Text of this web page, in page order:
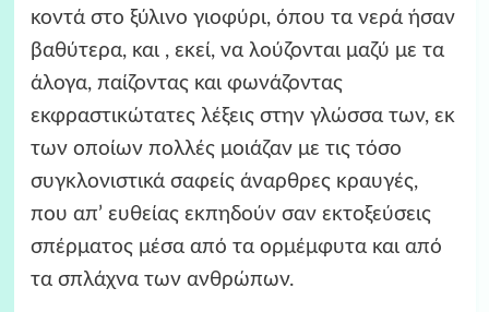
κοντά στο ξύλινο γιοφύρι, όπου τα νερά ήσαν
βαθύτερα, και , εκεί, να λούζονται μαζύ με τα
άλογα, παίζοντας και φωνάζοντας
εκφραστικώτατες λέξεις στην γλώσσα των, εκ
των οποίων πολλές μοιάζαν με τις τόσο
συγκλονιστικά σαφείς άναρθρες κραυγές,
που απ’ ευθείας εκπηδούν σαν εκτοξεύσεις
σπέρματος μέσα από τα ορμέμφυτα και από
τα σπλάχνα των ανθρώπων.